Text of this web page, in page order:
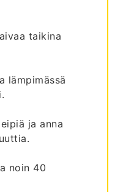
taikina
lämpimässä
ja anna
noin 40